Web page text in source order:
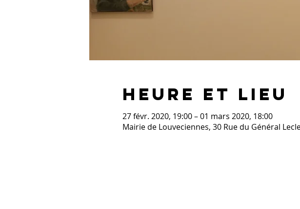
Heure et lieu
27 févr. 2020, 19:00 – 01 mars 2020, 18:00
Mairie de Louveciennes, 30 Rue du Général